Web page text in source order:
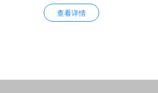
查看详情